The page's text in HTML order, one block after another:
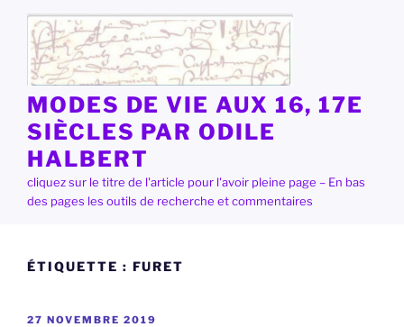
contenu
principal
MODES DE VIE AUX 16, 17E
SIÈCLES PAR ODILE
HALBERT
cliquez sur le titre de l'article pour l'avoir pleine page – En bas
des pages les outils de recherche et commentaires
ÉTIQUETTE : FURET
PUBLIÉ
27 NOVEMBRE 2019